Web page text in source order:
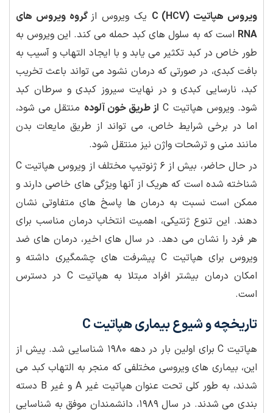
ویروس هپاتیت C (HCV) یک ویروس از گروه ویروس های
RNA است که به سلول های کبد حمله می کند. این ویروس به
طور خاص در کبد تکثیر می یابد و با ایجاد التهاب و آسیب به
بافت کبدی، در صورتی که درمان نشود می تواند باعث تخریب
کبد، نارسایی کبدی و در نهایت سیروز کبدی و سرطان کبد
شود. ویروس هپاتیت C
از طریق خون آلوده منتقل می شود،
اما در برخی شرایط خاص، می تواند از طریق مایعات بدن
مانند منی و ترشحات واژن نیز منتقل شود.
در حال حاضر، بیش از ۶ ژنوتیپ مختلف از ویروس هپاتیت C
شناخته شده است که هریک از آنها ویژگی های خاصی دارند و
ممکن است نسبت به درمان ها پاسخ های متفاوتی نشان
دهند. این تنوع ژنتیکی، اهمیت انتخاب درمان مناسب برای
هر فرد را نشان می دهد. در سال های اخیر، درمان های ضد
ویروس برای هپاتیت C پیشرفت های چشمگیری داشته و
امکان درمان بیشتر افراد مبتلا به هپاتیت C در دسترس
است.
تاریخچه و شیوع بیماری هپاتیت C
هپاتیت C برای اولین بار در دهه ۱۹۸۰ شناسایی شد. پیش از
این، بیماری های ویروسی مختلفی که منجر به التهاب کبد می
شدند، به طور کلی تحت عنوان هپاتیت غیر A و غیر B دسته
بندی می شدند. در سال ۱۹۸۹، دانشمندان موفق به شناسایی